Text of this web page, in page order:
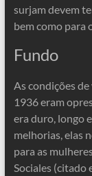
surjam devem
bem como para
Fundo
As condições
1936 eram
era duro, longo
melhorias, elas
para as
Sociales (citado